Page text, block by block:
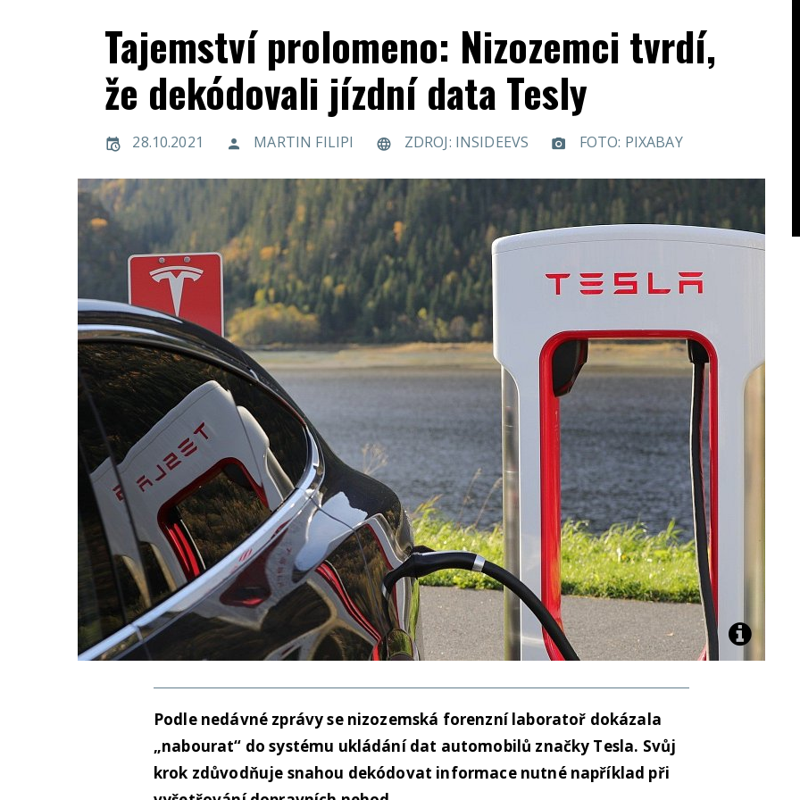
Tajemství prolomeno: Nizozemci tvrdí,
že dekódovali jízdní data Tesly
28.10.2021 MARTIN FILIPI ZDROJ: INSIDEEVS FOTO: PIXABAY
Podle nedávné zprávy se nizozemská forenzní laboratoř dokázala
„nabourat“ do systému ukládání dat automobilů značky Tesla. Svůj
krok zdůvodňuje snahou dekódovat informace nutné například při